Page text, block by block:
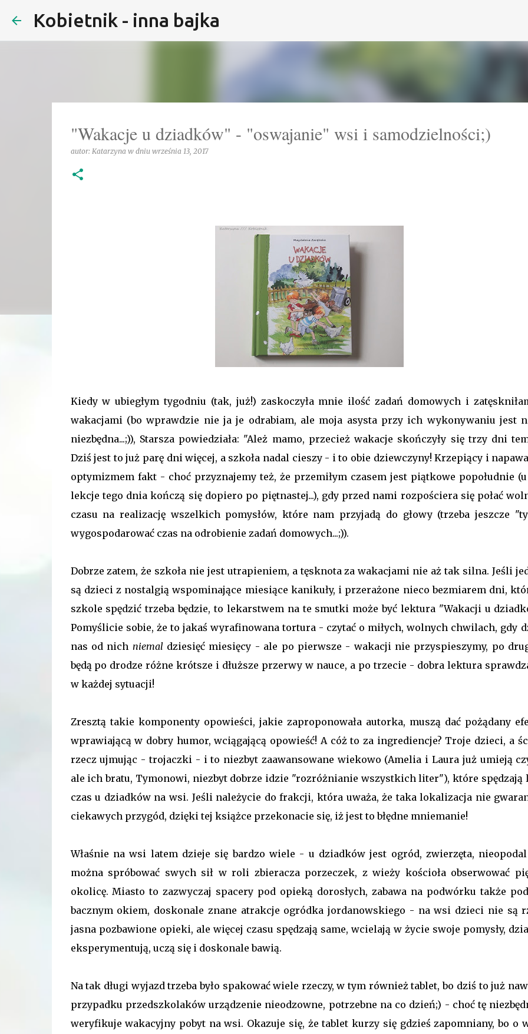
Kobietnik - inna bajka
"Wakacje u dziadków" - "oswajanie" wsi i samodzielności;)
autor: Katarzyna w dniu września 13, 2017
Kiedy w ubiegłym tygodniu (tak, już!) zaskoczyła mnie ilość zadań domowych i
wakacjami (bo wprawdzie nie ja je odrabiam, ale moja asysta przy ich wykonywaniu jest
niezbędna...;)), Starsza powiedziała: "Ależ mamo, przecież wakacje skończyły się trzy dni
Dziś jest to już parę dni więcej, a szkoła nadal cieszy - i to obie dziewczyny! Krzepiący i
optymizmem fakt - choć przyznajemy też, że przemiłym czasem jest piątkowe popołudnie
lekcje tego dnia kończą się dopiero po piętnastej...), gdy przed nami rozpościera się połać
czasu na realizację wszelkich pomysłów, które nam przyjadą do głowy (trzeba jeszcze
wygospodarować czas na odrobienie zadań domowych...;)).
Dobrze zatem, że szkoła nie jest utrapieniem, a tęsknota za wakacjami nie aż tak silna. Jeśli
są dzieci z nostalgią wspominające miesiące kanikuły, i przerażone nieco bezmiarem dni,
szkole spędzić trzeba będzie, to lekarstwem na te smutki może być lektura "Wakacji u
Pomyślicie sobie, że to jakaś wyrafinowana tortura - czytać o miłych, wolnych chwilach, gdy
nas od nich niemal dziesięć miesięcy - ale po pierwsze - wakacji nie przyspieszymy, po
będą po drodze różne krótsze i dłuższe przerwy w nauce, a po trzecie - dobra lektura
w każdej sytuacji!
Zresztą takie komponenty opowieści, jakie zaproponowała autorka, muszą dać pożądany
wprawiającą w dobry humor, wciągającą opowieść! A cóż to za ingrediencje? Troje dzieci, a
rzecz ujmując - trojaczki - i to niezbyt zaawansowane wiekowo (Amelia i Laura już umieją
ale ich bratu, Tymonowi, niezbyt dobrze idzie "rozróżnianie wszystkich liter"), które spędzają
czas u dziadków na wsi. Jeśli należycie do frakcji, która uważa, że taka lokalizacja nie
ciekawych przygód, dzięki tej książce przekonacie się, iż jest to błędne mniemanie!
Właśnie na wsi latem dzieje się bardzo wiele - u dziadków jest ogród, zwierzęta,
można spróbować swych sił w roli zbieracza porzeczek, z wieży kościoła obserwować
okolicę. Miasto to zazwyczaj spacery pod opieką dorosłych, zabawa na podwórku także
bacznym okiem, doskonale znane atrakcje ogródka jordanowskiego - na wsi dzieci nie są
jasna pozbawione opieki, ale więcej czasu spędzają same, wcielają w życie swoje pomysły,
eksperymentują, uczą się i doskonale bawią.
Na tak długi wyjazd trzeba było spakować wiele rzeczy, w tym również tablet, bo dziś to już
przypadku przedszkolaków urządzenie nieodzowne, potrzebne na co dzień;) - choć tę
weryfikuje wakacyjny pobyt na wsi. Okazuje się, że tablet kurzy się gdzieś zapomniany, bo o